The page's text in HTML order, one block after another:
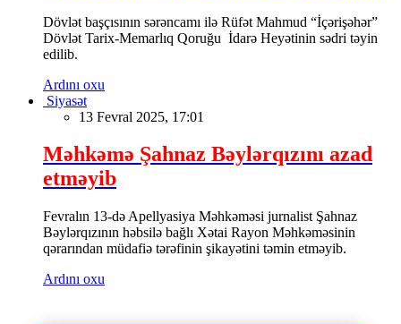
Dövlət başçısının sərəncamı ilə Rüfət Mahmud “İçərişəhər”
Dövlət Tarix-Memarlıq Qoruğu İdarə Heyətinin sədri təyin
edilib.
Ardını oxu
Siyasət
13 Fevral 2025, 17:01
Məhkəmə Şahnaz Bəylərqızını azad
etməyib
Fevralın 13-də Apellyasiya Məhkəməsi jurnalist Şahnaz
Bəylərqızının həbsilə bağlı Xətai Rayon Məhkəməsinin
qərarından müdafiə tərəfinin şikayətini təmin etməyib.
Ardını oxu